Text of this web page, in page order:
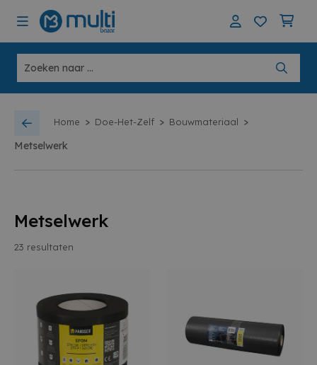
Home > Doe-Het-Zelf > Bouwmateriaal >
Metselwerk
Metselwerk
23 resultaten